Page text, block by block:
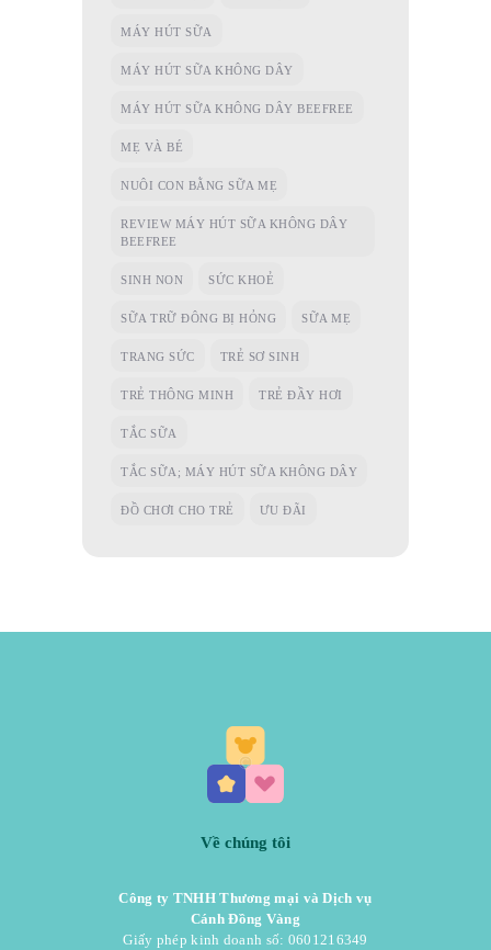
MÁY HÚT SỮA
MÁY HÚT SỮA KHÔNG DÂY
MÁY HÚT SỮA KHÔNG DÂY BEEFREE
MẸ VÀ BÉ
NUÔI CON BẰNG SỮA MẸ
REVIEW MÁY HÚT SỮA KHÔNG DÂY
BEEFREE
SINH NON SỨC KHOẺ
SỮA TRỮ ĐÔNG BỊ HỎNG SỮA MẸ
TRANG SỨC TRẺ SƠ SINH
TRẺ THÔNG MINH TRẺ ĐẦY HƠI
TẮC SỮA
TẮC SỮA; MÁY HÚT SỮA KHÔNG DÂY
ĐỒ CHƠI CHO TRẺ ƯU ĐÃI
Về chúng tôi
Công ty TNHH Thương mại và Dịch vụ
Cánh Đồng Vàng
Giấy phép kinh doanh số: 0601216349